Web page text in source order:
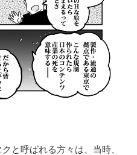
と呼ばれる方々は、当時、